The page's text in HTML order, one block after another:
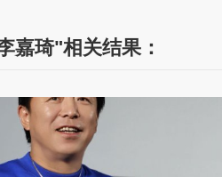
嘉琦"相关结果：